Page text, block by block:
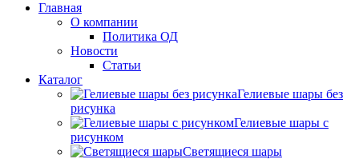
Главная
О компании
Политика ОД
Новости
Статьи
Каталог
Гелиевые шары без
рисунка
Гелиевые шары с
рисунком
Светящиеся шары